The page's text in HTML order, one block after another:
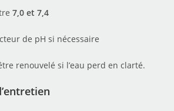
7,0 et 7,4
de pH si nécessaire
renouvelé si l’eau perd en clarté.